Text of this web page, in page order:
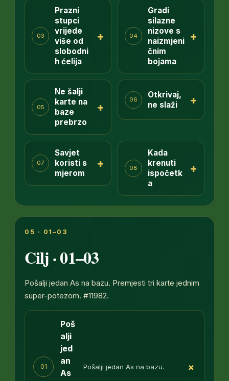
03
Prazni
stupci
vrijede
više od
slobodni
h ćelija
+ 04
Gradi
silazne
nizove s
naizmjeni
čnim
bojama
+
05
Ne šalji
karte na
baze
prebrzo
+
06
Otkrivaj,
ne slaži
+
07
Savjet
koristi s
mjerom
+ 08
Kada
krenuti
ispočetk
a
+
05 · 01–03
Cilj · 01–03
Pošalji jedan As na bazu. Premjesti tri karte jednim
super-potezom. #11982.
01
Poš
alji
jed
an
As
Pošalji jedan As na bazu. +